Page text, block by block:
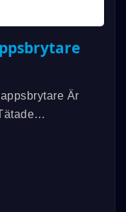
Är
Design